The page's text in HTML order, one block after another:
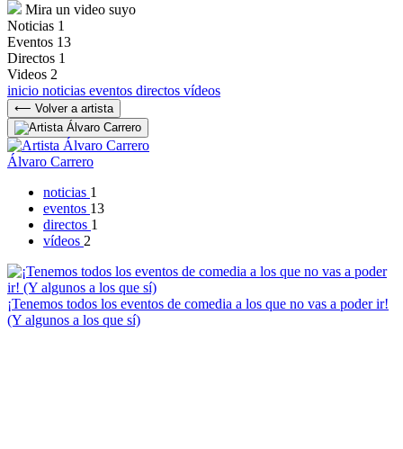
Mira un video suyo
Noticias 1
Eventos 13
Directos 1
Videos 2
inicio noticias eventos directos vídeos
⟵ Volver a artista
Álvaro Carrero
noticias 1
eventos 13
directos 1
vídeos 2
¡Tenemos todos los eventos de comedia a los que no vas a poder ir!
(Y algunos a los que sí)